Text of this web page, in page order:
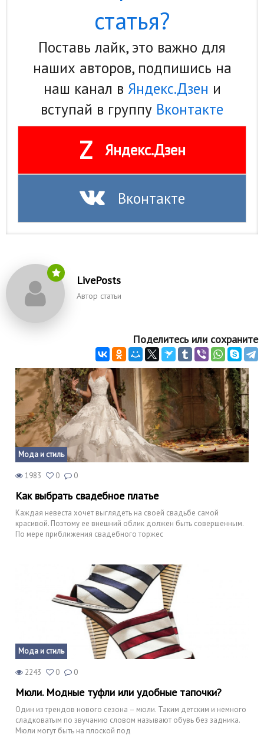
статья?
Поставь лайк, это важно для
наших авторов, подпишись на
наш канал в Яндекс.Дзен и
вступай в группу Вконтакте
Z Яндекс.Дзен
Вконтакте
LivePosts
Автор статьи
Поделитесь или сохраните
Мода и стиль
1983 0 0
Как выбрать свадебное платье
Каждая невеста хочет выглядеть на своей свадьбе самой
красивой. Поэтому ее внешний облик должен быть совершенным.
По мере приближения свадебного торжес
Мода и стиль
2243 0 0
Мюли. Модные туфли или удобные тапочки?
Один из трендов нового сезона – мюли. Таким детским и немного
сладковатым по звучанию словом называют обувь без задника.
Мюли могут быть на плоской под